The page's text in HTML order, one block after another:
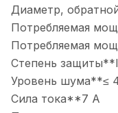
Диаметр,
Потребляемая
Потребляемая
Степень
Уровень шума**≤
Сила тока**7 А